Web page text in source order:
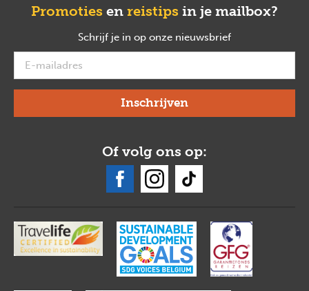
Promoties en reistips in je mailbox?
Schrijf je in op onze nieuwsbrief
Of volg ons op: